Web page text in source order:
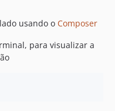
usando o Composer
para visualizar a